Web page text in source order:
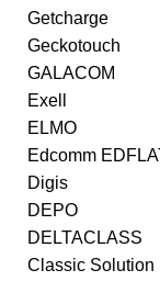
Getcharge
Geckotouch
GALACOM
Exell
ELMO
Edcomm
Digis
DEPO
DELTACLASS
Classic Solution